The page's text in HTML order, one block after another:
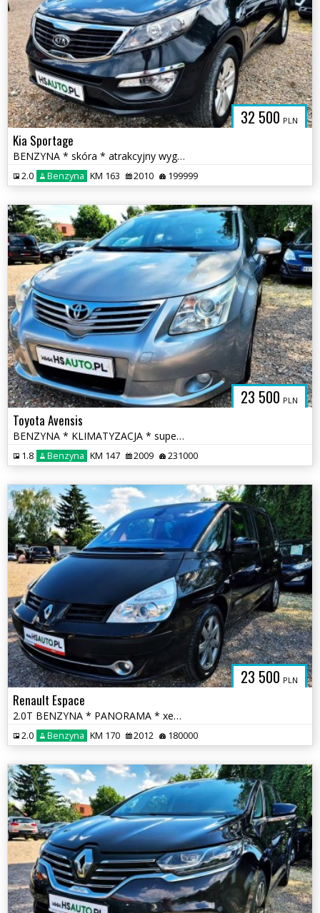
32 500 PLN
Kia Sportage
BENZYNA * skóra * atrakcyjny wygląd * SUPER * OKAZJA * polecamy
2.0 Benzyna KM 163 2010 199999
23 500 PLN
Toyota Avensis
BENZYNA * KLIMATYZACJA * super * okazja * POLECAMY * serwis ASO Toyota
1.8 Benzyna KM 147 2009 231000
23 500 PLN
Renault Espace
2.0T BENZYNA * PANORAMA * xenon * pół skóra * SUPER * okazja * polecam
2.0 Benzyna KM 170 2012 180000